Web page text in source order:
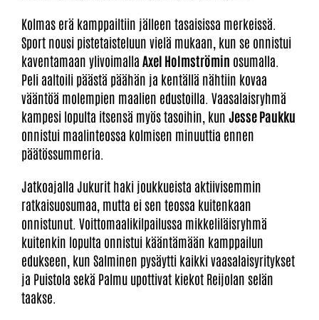
Kolmas erä kamppailtiin jälleen tasaisissa merkeissä.
Sport nousi pistetaisteluun vielä mukaan, kun se onnistui
kaventamaan ylivoimalla Axel Holmströmin osumalla.
Peli aaltoili päästä päähän ja kentällä nähtiin kovaa
vääntöä molempien maalien edustoilla. Vaasalaisryhmä
kampesi lopulta itsensä myös tasoihin, kun Jesse Paukku
onnistui maalinteossa kolmisen minuuttia ennen
päätössummeria.
Jatkoajalla Jukurit haki joukkueista aktiivisemmin
ratkaisuosumaa, mutta ei sen teossa kuitenkaan
onnistunut. Voittomaalikilpailussa mikkeliläisryhmä
kuitenkin lopulta onnistui kääntämään kamppailun
edukseen, kun Salminen pysäytti kaikki vaasalaisyritykset
ja Puistola sekä Palmu upottivat kiekot Reijolan selän
taakse.